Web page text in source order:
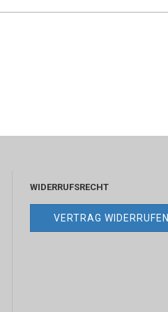
WIDERRUFSRECHT
VERTRAG WIDERRUFEN